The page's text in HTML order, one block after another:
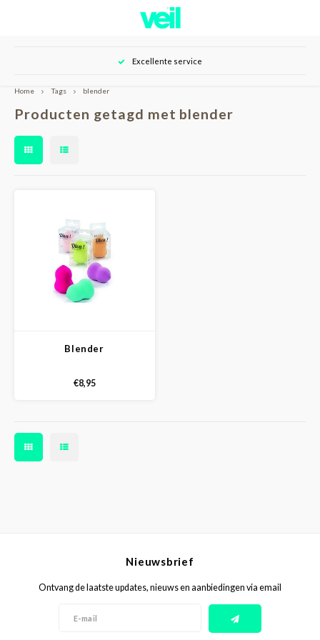
Hoofdmenu / shop
Nieuwe klant
Huid camouflage
Tattoo camouflage
Hoofdmenu / over veil
Onze klanten
Tutorials
Excellente service
Home Tags blender
Producten getagd met blender
Blender
€8,95
Nieuwsbrief
Ontvang de laatste updates, nieuws en aanbiedingen via email